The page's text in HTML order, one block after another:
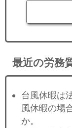
最近の労務
台風休暇は
風休暇の場
か。